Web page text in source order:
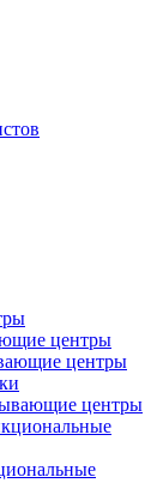
центры
центры
центры